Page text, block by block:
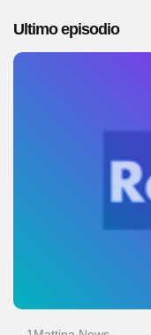
Ultimo episodio